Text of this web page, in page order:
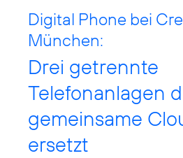
Digital Phone bei
München:
Drei getrennte
Telefonanlagen
gemeinsame
ersetzt